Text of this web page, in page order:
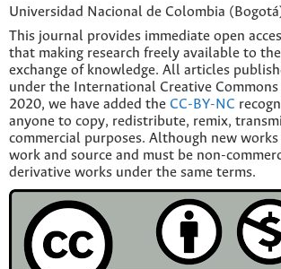
Universidad Nacional de Colombia
This journal provides immediate open
that making research freely available to
exchange of knowledge. All articles
under the International Creative
2020, we have added the CC-BY-NC
anyone to copy, redistribute, remix,
commercial purposes. Although new
work and source and must be non-
derivative works under the same terms.